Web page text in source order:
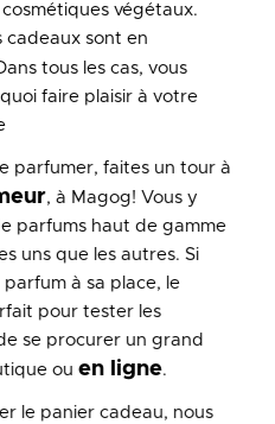
végétaux.
cadeaux sont en
tous les cas, vous
faire plaisir à votre
parfumer, faites un tour à
, à Magog! Vous y
parfums haut de gamme
uns que les autres. Si
parfum à sa place, le
pour tester les
se procurer un grand
ou en ligne.
le panier cadeau, nous